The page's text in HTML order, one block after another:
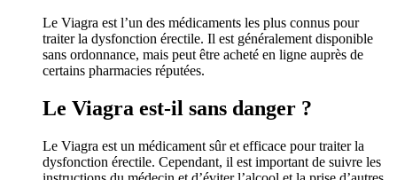
Le Viagra est l’un des médicaments les plus connus pour
traiter la dysfonction érectile. Il est généralement disponible
sans ordonnance, mais peut être acheté en ligne auprès de
certains pharmacies réputées.
Le Viagra est-il sans danger ?
Le Viagra est un médicament sûr et efficace pour traiter la
dysfonction érectile. Cependant, il est important de suivre les